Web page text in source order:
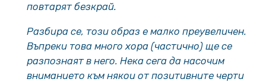
повтарят безкрай.
Разбира се, този образ е малко преувеличен.
Въпреки това много хора (частично) ще се
разпознаят в него. Нека сега да насочим
вниманието към някои от позитивните черти